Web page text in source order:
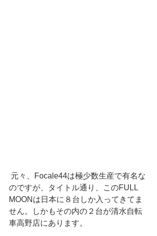
のですが、タイトル通り、このFULL
MOONは日本に８台しか入ってきてま
せん。しかもその内の２台が清水自転
車高野店にあります。